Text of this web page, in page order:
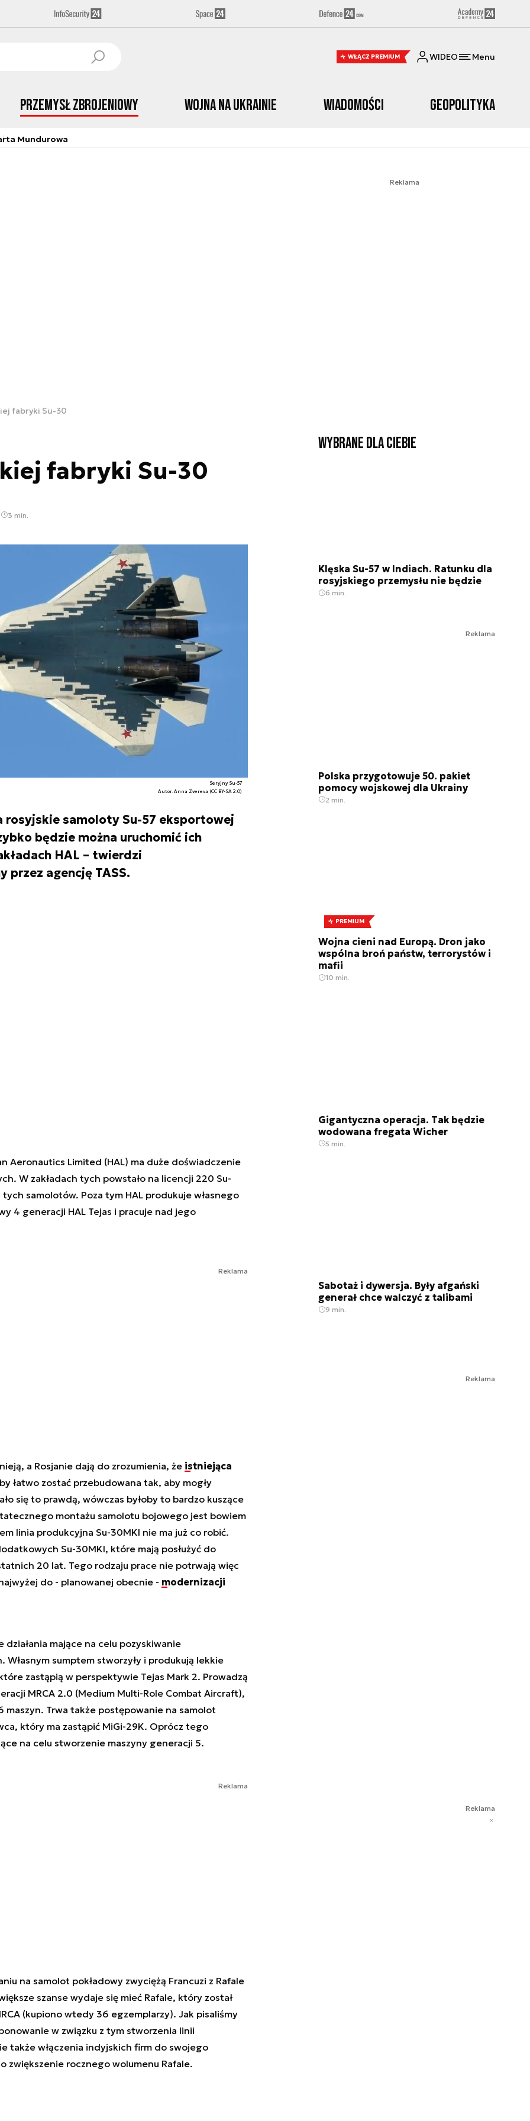
WŁĄCZ PREMIUM WIDEO Menu
Przemysł Zbrojeniowy Wojna na Ukrainie Wiadomości Geopolityka
Mundurowa
Reklama
fabryki Su-30
fabryki Su-30
3 min.
Seryjny Su-57
Autor. Anna Zvereva (CC BY-SA 2.0)
rosyjskie samoloty Su-57 eksportowej
będzie można uruchomić ich
HAL – twierdzi
agencję TASS.
Aeronautics Limited (HAL) ma duże doświadczenie
W zakładach tych powstało na licencji 220 Su-
samolotów. Poza tym HAL produkuje własnego
4 generacji HAL Tejas i pracuje nad jego
Reklama
a Rosjanie dają do zrozumienia, że istniejąca
łatwo zostać przebudowana tak, aby mogły
się to prawdą, wówczas byłoby to bardzo kuszące
montażu samolotu bojowego jest bowiem
linia produkcyjna Su-30MKI nie ma już co robić.
Su-30MKI, które mają posłużyć do
20 lat. Tego rodzaju prace nie potrwają więc
do - planowanej obecnie - modernizacji
mające na celu pozyskiwanie
sumptem stworzyły i produkują lekkie
zastąpią w perspektywie Tejas Mark 2. Prowadzą
MRCA 2.0 (Medium Multi-Role Combat Aircraft),
maszyn. Trwa także postępowanie na samolot
który ma zastąpić MiGi-29K. Oprócz tego
na celu stworzenie maszyny generacji 5.
Reklama
na samolot pokładowy zwyciężą Francuzi z Rafale
szanse wydaje się mieć Rafale, który został
(kupiono wtedy 36 egzemplarzy). Jak pisaliśmy
w związku z tym stworzenia linii
także włączenia indyjskich firm do swojego
zwiększenie rocznego wolumenu Rafale.
Wybrane dla Ciebie
Klęska Su-57 w Indiach. Ratunku dla
rosyjskiego przemysłu nie będzie
6 min.
Reklama
Polska przygotowuje 50. pakiet
pomocy wojskowej dla Ukrainy
2 min.
PREMIUM
Wojna cieni nad Europą. Dron jako
wspólna broń państw, terrorystów i
mafii
10 min.
Gigantyczna operacja. Tak będzie
wodowana fregata Wicher
5 min.
Sabotaż i dywersja. Były afgański
generał chce walczyć z talibami
9 min.
Reklama
Reklama